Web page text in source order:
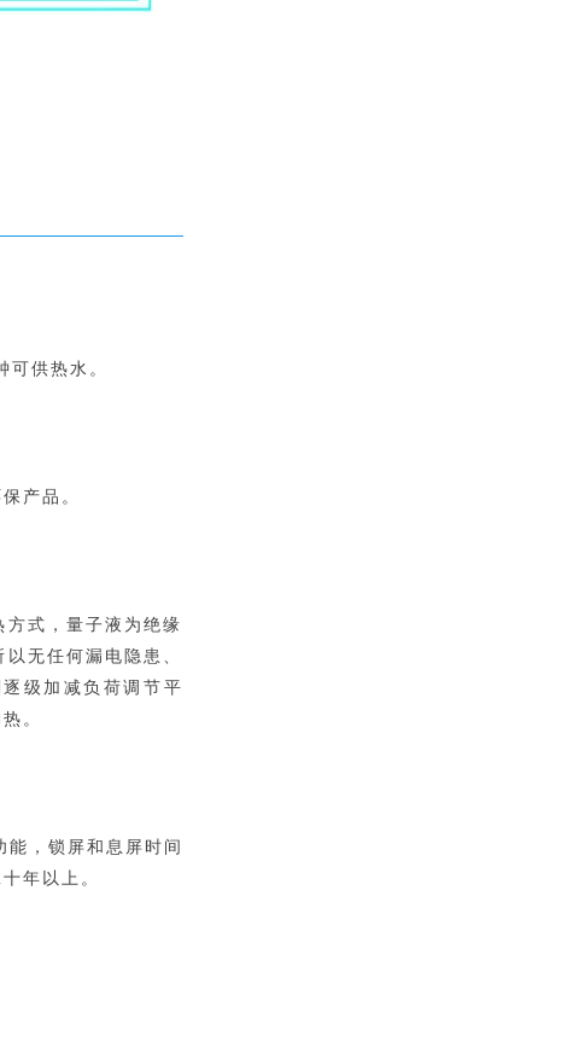
供热水。
产品。
式，量子液为绝缘
无任何漏电隐患、
级加减负荷调节平
。
能，锁屏和息屏时间
年以上。